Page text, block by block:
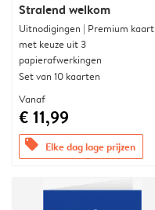
Stralend welkom
Uitnodigingen | Premium kaart
met keuze uit 3
papierafwerkingen
Set van 10 kaarten
Vanaf
€ 11,99
offers Elke dag lage prijzen